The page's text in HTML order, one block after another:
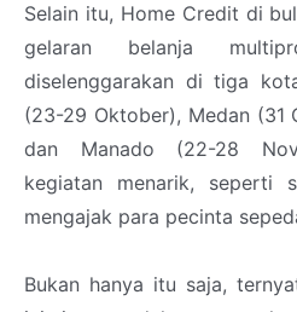
Selain itu, Home Credit di
gelaran belanja
diselenggarakan di tiga
(23-29 Oktober), Medan (31
dan Manado (22-28
kegiatan menarik, seperti
mengajak para pecinta
Bukan hanya itu saja,